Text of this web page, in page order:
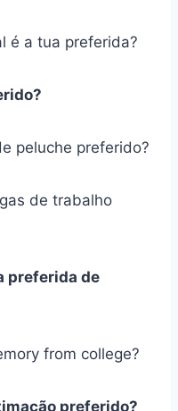
é a tua preferida?
peluche preferido?
de trabalho
preferida de
from college?
preferido?